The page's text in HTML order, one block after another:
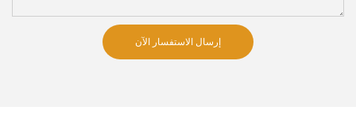
إرسال الاستفسار الآن